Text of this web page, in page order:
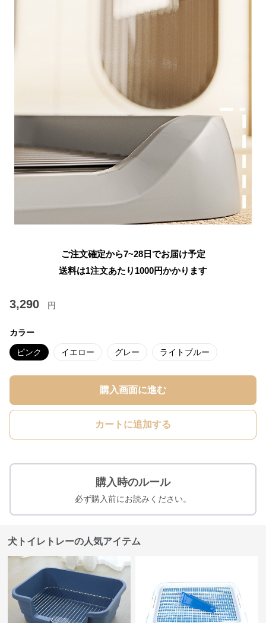
ご注文確定から7~28日でお届け予定
送料は1注文あたり 1000円かかります
3,290 円
カラー
ピンク イエロー グレー ライトブルー
購入画面に進む
カートに追加する
購入時のルール
必ず購入前にお読みください。
犬トイレトレーの人気アイテム